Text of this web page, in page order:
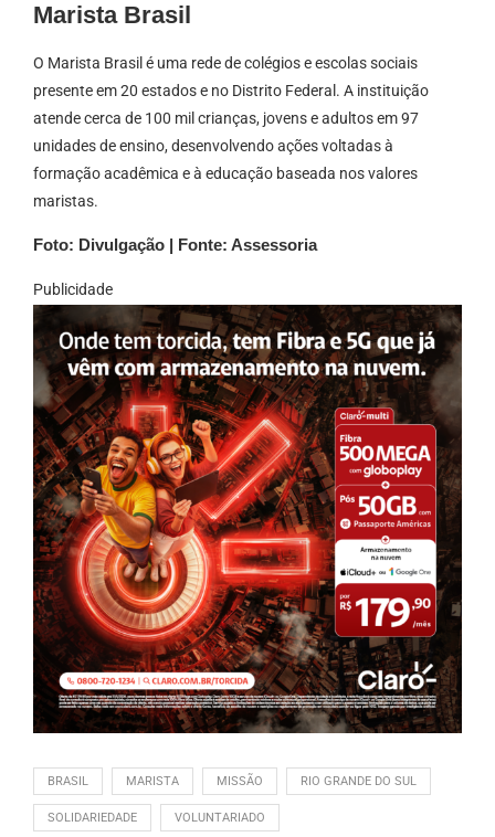
Marista Brasil
O Marista Brasil é uma rede de colégios e escolas sociais
presente em 20 estados e no Distrito Federal. A instituição
atende cerca de 100 mil crianças, jovens e adultos em 97
unidades de ensino, desenvolvendo ações voltadas à
formação acadêmica e à educação baseada nos valores
maristas.
Foto: Divulgação | Fonte: Assessoria
Publicidade
BRASIL MARISTA MISSÃO RIO GRANDE DO SUL
SOLIDARIEDADE VOLUNTARIADO